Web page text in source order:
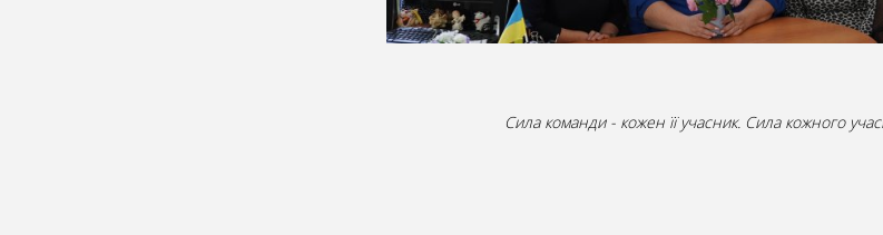
Сила команди - кожен її учасник. Сила кожного